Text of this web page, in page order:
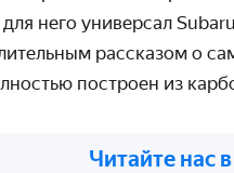
него универсал
рассказом о
построен из
Читайте нас